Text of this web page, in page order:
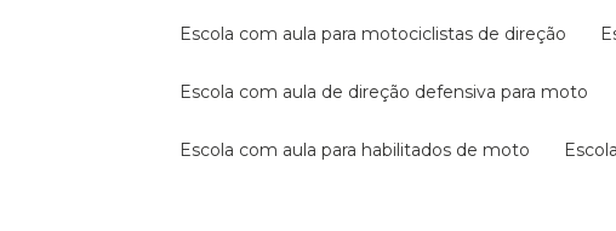
escola com aula para motociclistas de direção
escola com aula de direção defensiva para moto
escola com aula para habilitados de moto